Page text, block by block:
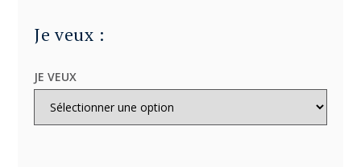
Je veux :
JE VEUX